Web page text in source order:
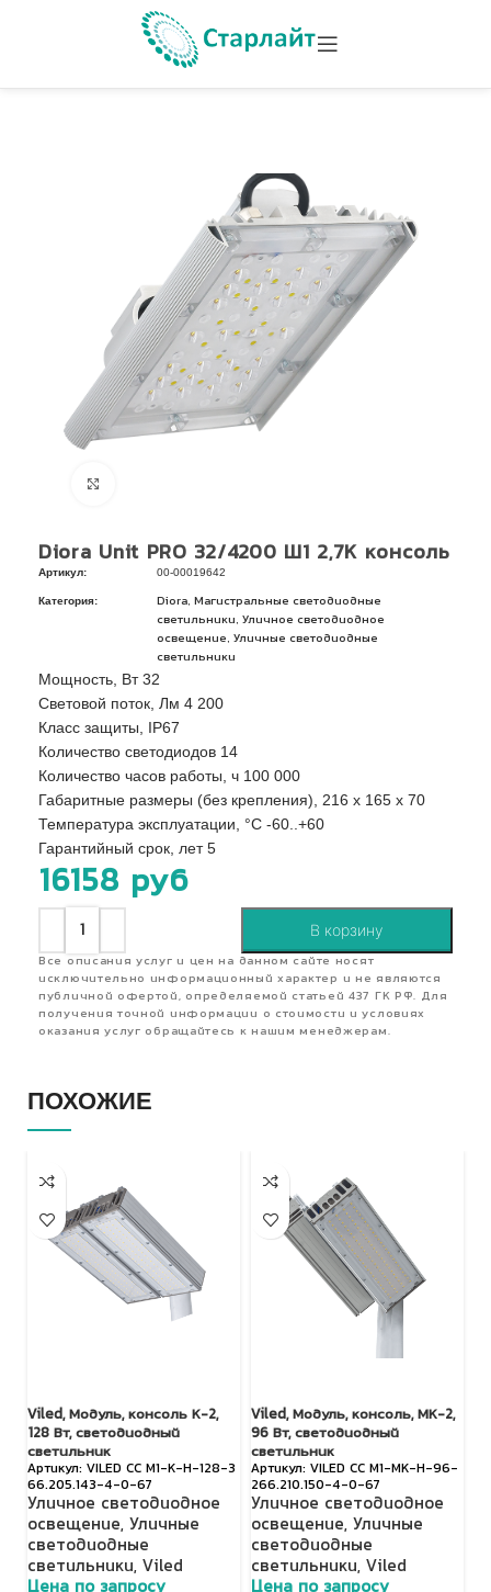
Diora Unit PRO 32/4200 Ш1 2,7К консоль
Артикул: 00-00019642
Категория: Diora
Магистральные светодиодные
светильники
Уличное светодиодное
освещение
Уличные светодиодные
светильники
Мощность, Вт 32
Световой поток, Лм 4 200
Класс защиты, IP67
Количество светодиодов 14
Количество часов работы, ч 100 000
Габаритные размеры (без крепления), 216 x 165 x 70
Температура эксплуатации, °C -60..+60
Гарантийный срок, лет 5
16158 руб
В корзину
Все описания услуг и цен на данном сайте носят
исключительно информационный характер и не являются
публичной офертой, определяемой статьей 437 ГК РФ. Для
получения точной информации о стоимости и условиях
оказания услуг обращайтесь к нашим менеджерам.
ПОХОЖИЕ
Viled, Модуль, консоль К-2,
128 Вт, светодиодный
светильник
VILED СС М1-К-Н-128-3
66.205.143-4-0-67
Уличное светодиодное
освещение, Уличные
светодиодные
светильники, Viled
Цена по запросу
Viled, Модуль, консоль, МК-2,
96 Вт, светодиодный
светильник
VILED СС М1-МК-Н-96-
266.210.150-4-0-67
Уличное светодиодное
освещение, Уличные
светодиодные
светильники, Viled
Цена по запросу